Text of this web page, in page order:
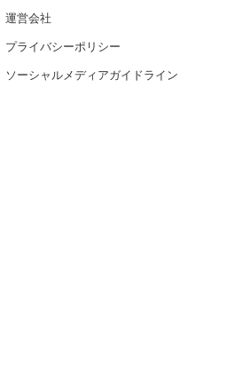
運営会社
プライバシーポリシー
ソーシャルメディアガイドライン